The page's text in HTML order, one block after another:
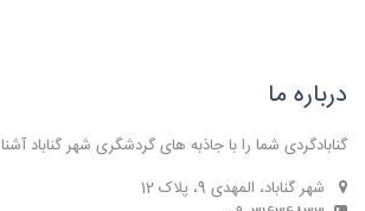
درباره ما
گنابادگردی شما را با جاذبه های گردشگری شهر گناباد
شهر گناباد، المهدی 9، پلاک 12